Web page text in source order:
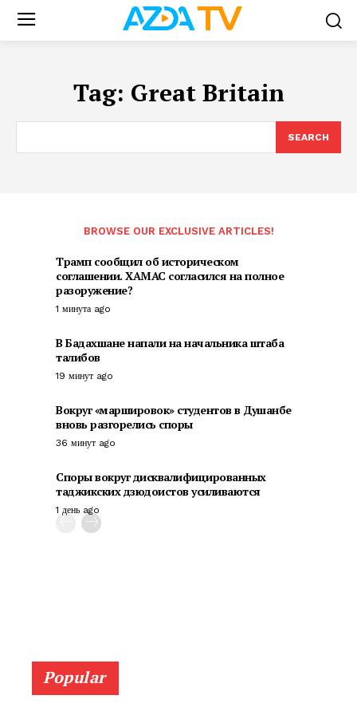
Tag: Great Britain
SEARCH
BROWSE OUR EXCLUSIVE ARTICLES!
Трамп сообщил об историческом
соглашении. ХАМАС согласился на полное
разоружение?
1 минута ago
В Бадахшане напали на начальника штаба
талибов
19 минут ago
Вокруг «маршировок» студентов в Душанбе
вновь разгорелись споры
36 минут ago
Споры вокруг дисквалифицированных
таджикских дзюдоистов усиливаются
1 день ago
Popular